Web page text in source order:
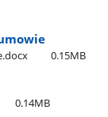
0.15MB
0.14MB